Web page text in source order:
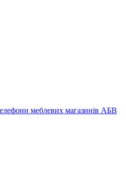
меблевих магазинів АБВ